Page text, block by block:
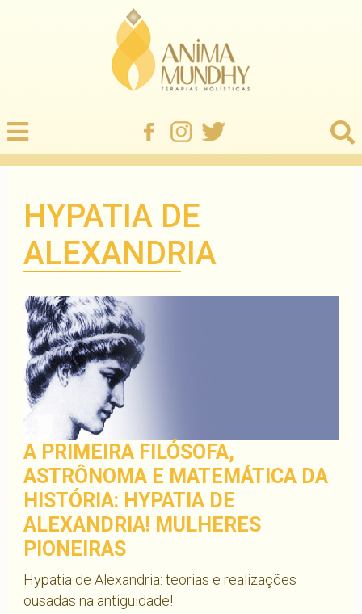
HYPATIA DE
ALEXANDRIA
A PRIMEIRA FILÓSOFA,
ASTRÔNOMA E MATEMÁTICA DA
HISTÓRIA: HYPATIA DE
ALEXANDRIA! MULHERES
PIONEIRAS
Hypatia de Alexandria: teorias e realizações
ousadas na antiguidade!